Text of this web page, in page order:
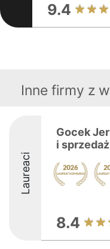
9.4
Inne firmy z
Laureaci
Gocek
i
8.4